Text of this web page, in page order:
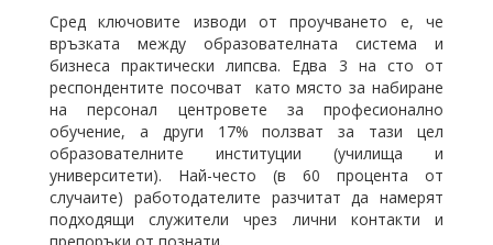
Сред ключовите изводи от проучването е, че
връзката между образователната система и
бизнеса практически липсва. Едва 3 на сто от
респондентите посочват като място за набиране
на персонал центровете за професионално
обучение, а други 17% ползват за тази цел
образователните институции (училища и
университети). Най-често (в 60 процента от
случаите) работодателите разчитат да намерят
подходящи служители чрез лични контакти и
препоръки от познати.